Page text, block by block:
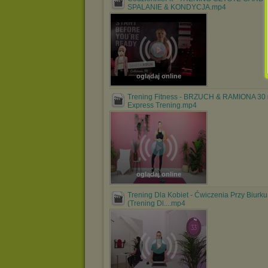
SPALANIE & KONDYCJA.mp4
oglądaj online
Trening Fitness - BRZUCH & RAMIONA 30
Express Trening.mp4
oglądaj online
Trening Dla Kobiet - Ćwiczenia Przy Biurku
(Trening Dl....mp4